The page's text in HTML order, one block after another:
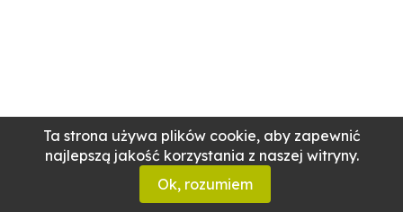
Ta strona używa plików cookie, aby zapewnić
najlepszą jakość korzystania z naszej witryny.
Ok, rozumiem